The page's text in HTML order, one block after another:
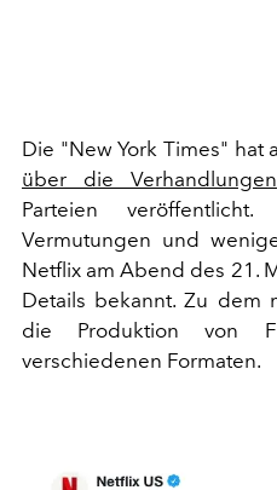
Die "New York Times" hat
über die Verhandlungen
Parteien
Vermutungen und
Netflix am Abend des 21.
Details bekannt. Zu dem
die Produktion von
verschiedenen Formaten.